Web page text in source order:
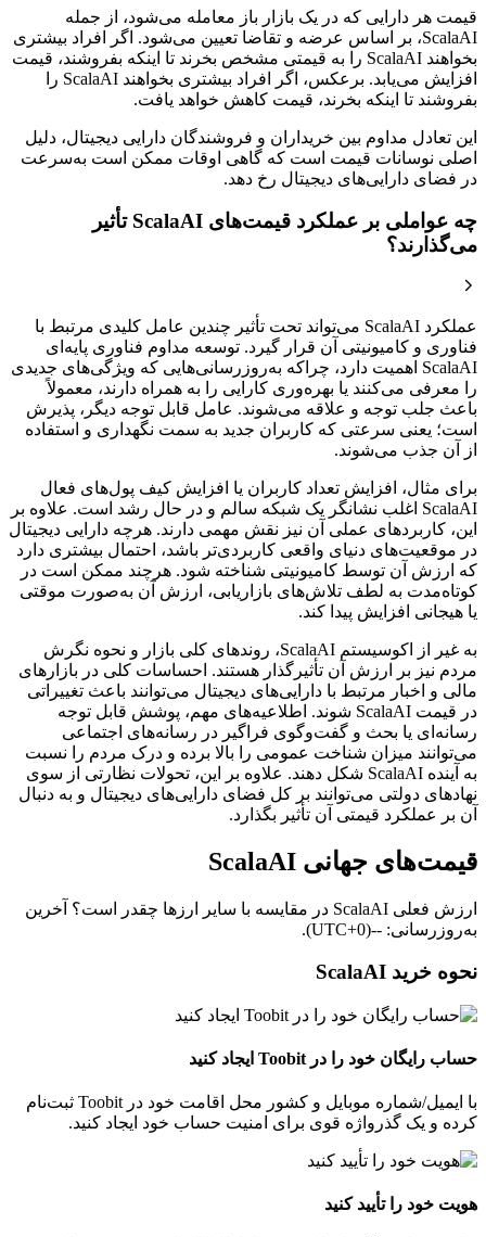
قیمت هر دارایی که در یک بازار باز معامله می‌شود، از جمله
ScalaAI، بر اساس عرضه و تقاضا تعیین می‌شود. اگر افراد بیشتری
بخواهند ScalaAI را به قیمتی مشخص بخرند تا اینکه بفروشند، قیمت
افزایش می‌یابد. برعکس، اگر افراد بیشتری بخواهند ScalaAI را
بفروشند تا اینکه بخرند، قیمت کاهش خواهد یافت.
این تعادل مداوم بین خریداران و فروشندگان دارایی دیجیتال، دلیل
اصلی نوسانات قیمت است که گاهی اوقات ممکن است به‌سرعت
در فضای دارایی‌های دیجیتال رخ دهد.
چه عواملی بر عملکرد قیمت‌های ScalaAI تأثیر
می‌گذارند؟
عملکرد ScalaAI می‌تواند تحت تأثیر چندین عامل کلیدی مرتبط با
فناوری و کامیونیتی آن قرار گیرد. توسعه مداوم فناوری پایه‌ای
ScalaAI اهمیت دارد، چراکه به‌روزرسانی‌هایی که ویژگی‌های جدیدی
را معرفی می‌کنند یا بهره‌وری کارایی را به همراه دارند، معمولاً
باعث جلب توجه و علاقه‌ می‌شوند. عامل قابل توجه دیگر، پذیرش
است؛ یعنی سرعتی که کاربران جدید به سمت نگهداری و استفاده
از آن جذب می‌شوند.
برای مثال، افزایش تعداد کاربران یا افزایش کیف پول‌های فعال
ScalaAI اغلب نشانگر یک شبکه سالم و در حال رشد است. علاوه بر
این، کاربردهای عملی آن نیز نقش مهمی دارند. هرچه دارایی دیجیتال
در موقعیت‌های دنیای واقعی کاربردی‌تر باشد، احتمال بیشتری دارد
که ارزش آن توسط کامیونیتی شناخته شود. هرچند ممکن است در
کوتاه‌مدت به لطف تلاش‌های بازاریابی، ارزش آن به‌صورت موقتی
یا هیجانی افزایش پیدا کند.
به غیر از اکوسیستم ScalaAI، روندهای کلی بازار و نحوه نگرش
مردم نیز بر ارزش آن تأثیرگذار هستند. احساسات کلی در بازارهای
مالی و اخبار مرتبط با دارایی‌های دیجیتال می‌توانند باعث تغییراتی
در قیمت ScalaAI شوند. اطلاعیه‌های مهم، پوشش قابل توجه
رسانه‌ای یا بحث و گفت‌وگوی فراگیر در رسانه‌های اجتماعی
می‌توانند میزان شناخت عمومی را بالا برده و درک مردم را نسبت
به آینده ScalaAI شکل دهند. علاوه بر این، تحولات نظارتی از سوی
نهادهای دولتی می‌توانند بر کل فضای دارایی‌های دیجیتال و به‌ دنبال
آن بر عملکرد قیمتی آن تأثیر بگذارد.
قیمت‌های جهانی ScalaAI
ارزش فعلی ScalaAI در مقایسه با سایر ارزها چقدر است؟ آخرین
به‌روزرسانی: --(UTC+0).
نحوه خرید ScalaAI
حساب رایگان خود را در Toobit ایجاد کنید
با ایمیل/شماره موبایل و کشور محل اقامت خود در Toobit ثبت‌نام
کرده و یک گذرواژه قوی برای امنیت حساب خود ایجاد کنید.
هویت خود را تأیید کنید